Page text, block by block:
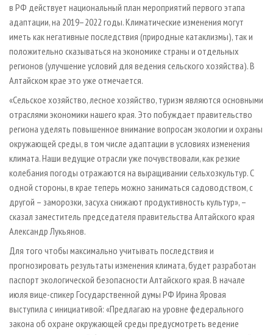
в РФ действует национальный план мероприятий первого этапа
адаптации, на 2019–2022 годы. Климатические изменения могут
иметь как негативные последствия (природные катаклизмы), так и
положительно сказываться на экономике страны и отдельных
регионов (улучшение условий для ведения сельского хозяйства). В
Алтайском крае это уже отмечается.
«Сельское хозяйство, лесное хозяйство, туризм являются основными
отраслями экономики нашего края. Это побуждает правительство
региона уделять повышенное внимание вопросам экологии и охраны
окружающей среды, в том числе адаптации в условиях изменения
климата. Наши ведущие отрасли уже почувствовали, как резкие
колебания погоды отражаются на выращивании сельхозкультур. С
одной стороны, в крае теперь можно заниматься садоводством, с
другой – заморозки, засуха снижают продуктивность культур», –
сказал заместитель председателя правительства Алтайского края
Александр Лукьянов.
Для того чтобы максимально учитывать последствия и
прогнозировать результаты изменения климата, будет разработан
паспорт экологической безопасности Алтайского края. В начале
июля вице-спикер Государственной думы РФ Ирина Яровая
выступила с инициативой: «Предлагаю на уровне федерального
закона об охране окружающей среды предусмотреть ведение